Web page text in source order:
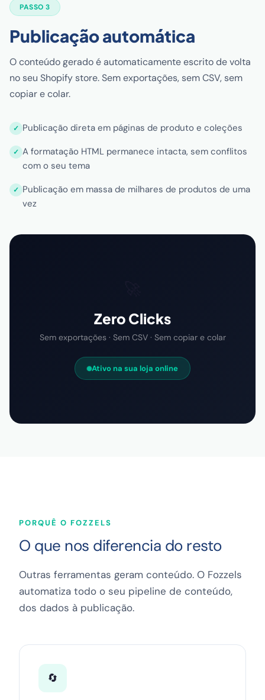
PASSO 3
Publicação automática
O conteúdo gerado é automaticamente escrito de volta
no seu Shopify store. Sem exportações, sem CSV, sem
copiar e colar.
Publicação direta em páginas de produto e coleções
A formatação HTML permanece intacta, sem conflitos
com o seu tema
Publicação em massa de milhares de produtos de uma
vez
Zero Clicks
Sem exportações · Sem CSV · Sem copiar e colar
Ativo na sua loja online
PORQUÊ O FOZZELS
O que nos diferencia do resto
Outras ferramentas geram conteúdo. O Fozzels
automatiza todo o seu pipeline de conteúdo,
dos dados à publicação.
🔄